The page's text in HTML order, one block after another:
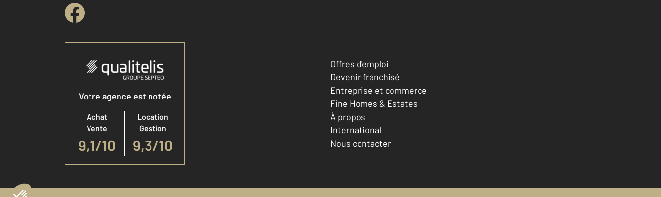
Accéder à mon compte
Votre agence est notée
Achat
Vente
9,1/10
Location
Gestion
9,3/10
Offres d'emploi
Devenir franchisé
Entreprise et commerce
Fine Homes & Estates
À propos
International
Nous contacter